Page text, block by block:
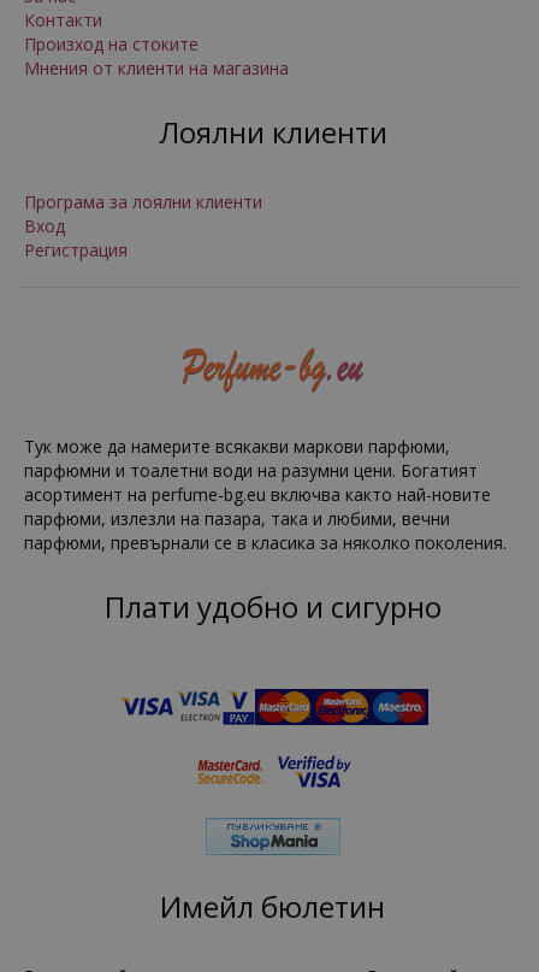
Контакти
Произход на стоките
Мнения от клиенти на магазина
Лоялни клиенти
Програма за лоялни клиенти
Вход
Регистрация
Тук може да намерите всякакви маркови парфюми,
парфюмни и тоалетни води на разумни цени. Богатият
асортимент на perfume-bg.eu включва както най-новите
парфюми, излезли на пазара, така и любими, вечни
парфюми, превърнали се в класика за няколко поколения.
Плати удобно и сигурно
Имейл бюлетин